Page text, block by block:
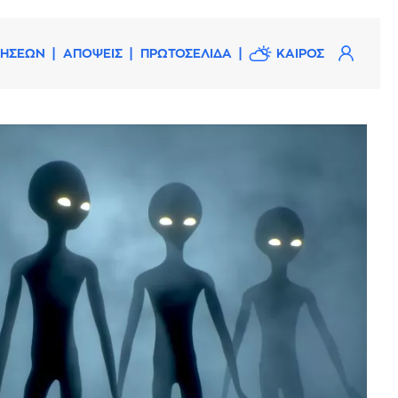
ΑΠΟΨΕΙΣ ΠΡΩΤΟΣΕΛΙΔΑ ΚΑΙΡΟΣ